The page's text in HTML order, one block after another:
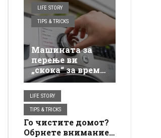
LIFE STORY
TIPS & TRICKS
Машината за
перење ви
„скока“ за време
на перењето? Со
бесплатен трик,
центрифугата
ќе биде многу
потивка
LIFE STORY
TIPS & TRICKS
Го чистите домот?
Обрнете внимание